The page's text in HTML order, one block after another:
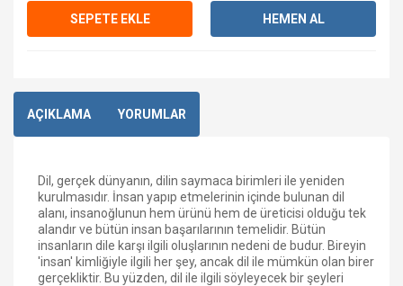
SEPETE EKLE HEMEN AL
AÇIKLAMA YORUMLAR
Dil, gerçek dünyanın, dilin saymaca birimleri ile yeniden
kurulmasıdır. İnsan yapıp etmelerinin içinde bulunan dil
alanı, insanoğlunun hem ürünü hem de üreticisi olduğu tek
alandır ve bütün insan başarılarının temelidir. Bütün
insanların dile karşı ilgili oluşlarının nedeni de budur. Bireyin
'insan' kimliğiyle ilgili her şey, ancak dil ile mümkün olan birer
gerçekliktir. Bu yüzden, dil ile ilgili söyleyecek bir şeyleri